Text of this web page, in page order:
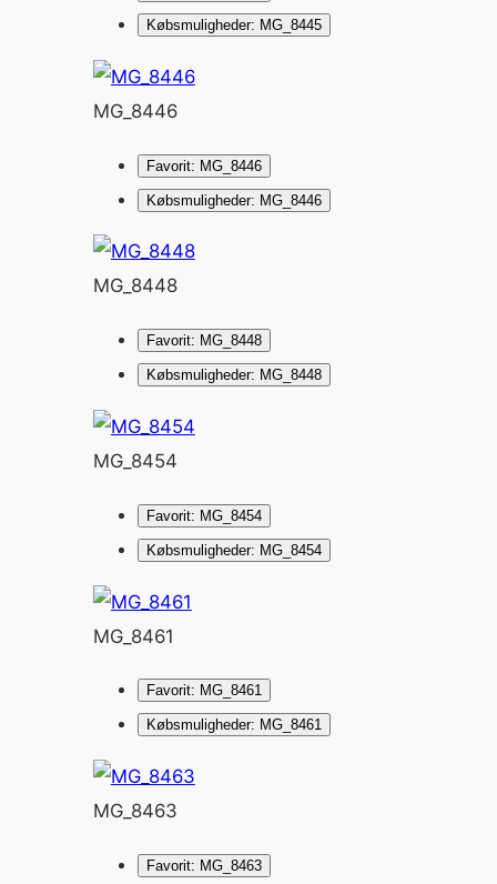
Købsmuligheder: MG_8445
MG_8446
Favorit: MG_8446
Købsmuligheder: MG_8446
MG_8448
Favorit: MG_8448
Købsmuligheder: MG_8448
MG_8454
Favorit: MG_8454
Købsmuligheder: MG_8454
MG_8461
Favorit: MG_8461
Købsmuligheder: MG_8461
MG_8463
Favorit: MG_8463